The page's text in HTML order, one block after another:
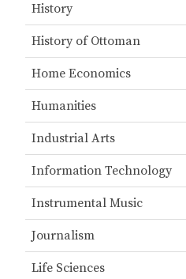
History
History of Ottoman
Home Economics
Humanities
Industrial Arts
Information Technology
Instrumental Music
Journalism
Life Sciences